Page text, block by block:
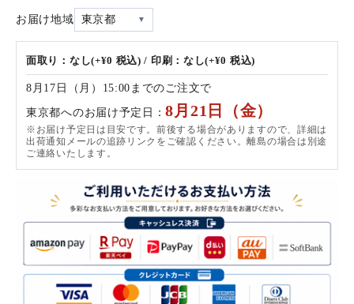
お届け地域 東京都
面取り：なし(+¥0 税込) / 印刷：なし(+¥0 税込)
8月17日（月）15:00までのご注文で
東京都へのお届け予定日：8月21日（金）
※お届け予定日は目安です。前後する場合がありますので、詳細は
出荷通知メールの追跡リンクをご確認ください。離島の場合は別途
ご連絡いたします。